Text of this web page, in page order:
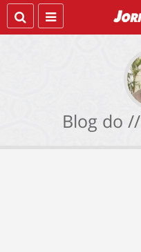
Blog do //